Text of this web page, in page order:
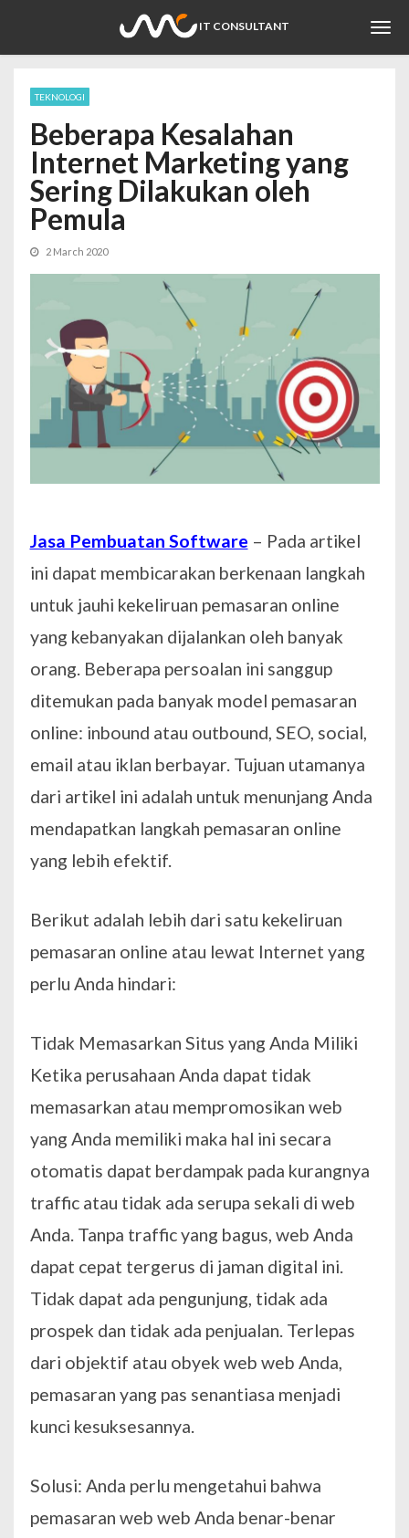
IT CONSULTANT
TEKNOLOGI
Beberapa Kesalahan
Internet Marketing yang
Sering Dilakukan oleh
Pemula
2 March 2020
Jasa Pembuatan Software – Pada artikel
ini dapat membicarakan berkenaan langkah
untuk jauhi kekeliruan pemasaran online
yang kebanyakan dijalankan oleh banyak
orang. Beberapa persoalan ini sanggup
ditemukan pada banyak model pemasaran
online: inbound atau outbound, SEO, social,
email atau iklan berbayar. Tujuan utamanya
dari artikel ini adalah untuk menunjang Anda
mendapatkan langkah pemasaran online
yang lebih efektif.
Berikut adalah lebih dari satu kekeliruan
pemasaran online atau lewat Internet yang
perlu Anda hindari:
Tidak Memasarkan Situs yang Anda Miliki
Ketika perusahaan Anda dapat tidak
memasarkan atau mempromosikan web
yang Anda memiliki maka hal ini secara
otomatis dapat berdampak pada kurangnya
traffic atau tidak ada serupa sekali di web
Anda. Tanpa traffic yang bagus, web Anda
dapat cepat tergerus di jaman digital ini.
Tidak dapat ada pengunjung, tidak ada
prospek dan tidak ada penjualan. Terlepas
dari objektif atau obyek web web Anda,
pemasaran yang pas senantiasa menjadi
kunci kesuksesannya.
Solusi: Anda perlu mengetahui bahwa
pemasaran web web Anda benar-benar